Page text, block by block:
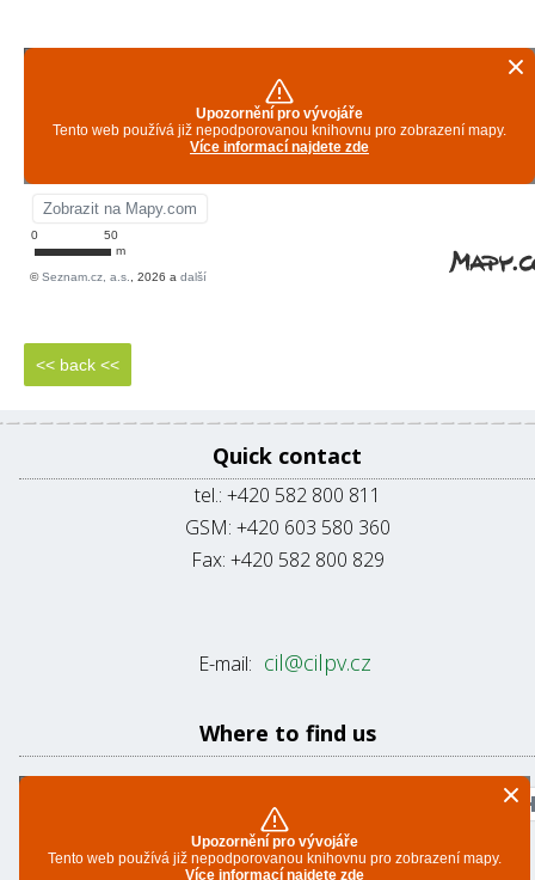
Quick contact
tel.: +420 582 800 811
GSM: +420 603 580 360
Fax: +420 582 800 829
E-mail: cil@cilpv.cz
Where to find us